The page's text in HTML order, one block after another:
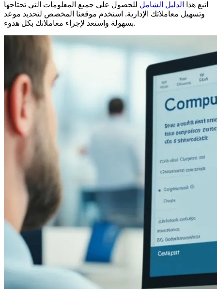
اتبع هذا
الدليل الشامل للحصول على جميع المعلومات التي تحتاجها
وتسهيل معاملاتك الإدارية. استخدم موقعنا المخصص لتحديد موعد
بسهولة واستعد لإجراء معاملاتك بكل هدوء.